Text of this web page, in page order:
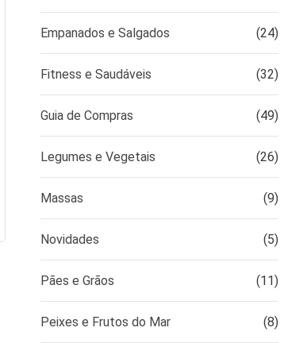
Empanados e Salgados (24)
Fitness e Saudáveis (32)
Guia de Compras (49)
Legumes e Vegetais (26)
Massas (9)
Novidades (5)
Pães e Grãos (11)
Peixes e Frutos do Mar (8)